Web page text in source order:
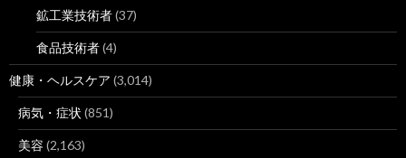
鉱工業技術者(37)
食品技術者(4)
健康・ヘルスケア (3,014)
病気・症状 (851)
美容 (2,163)